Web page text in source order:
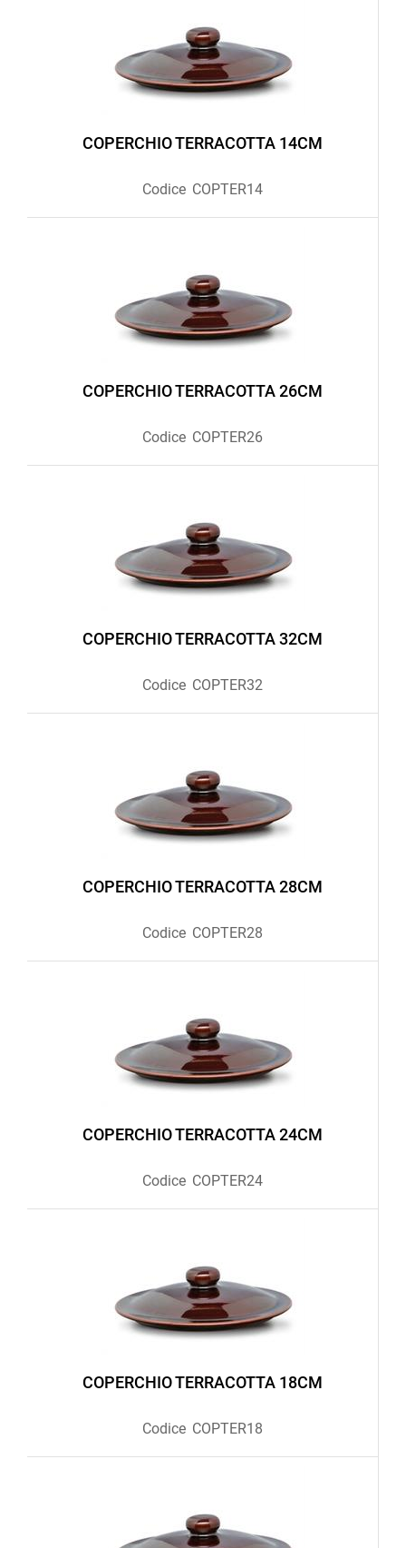
COPERCHIO TERRACOTTA 14CM
Codice COPTER14
COPERCHIO TERRACOTTA 26CM
Codice COPTER26
COPERCHIO TERRACOTTA 32CM
Codice COPTER32
COPERCHIO TERRACOTTA 28CM
Codice COPTER28
COPERCHIO TERRACOTTA 24CM
Codice COPTER24
COPERCHIO TERRACOTTA 18CM
Codice COPTER18